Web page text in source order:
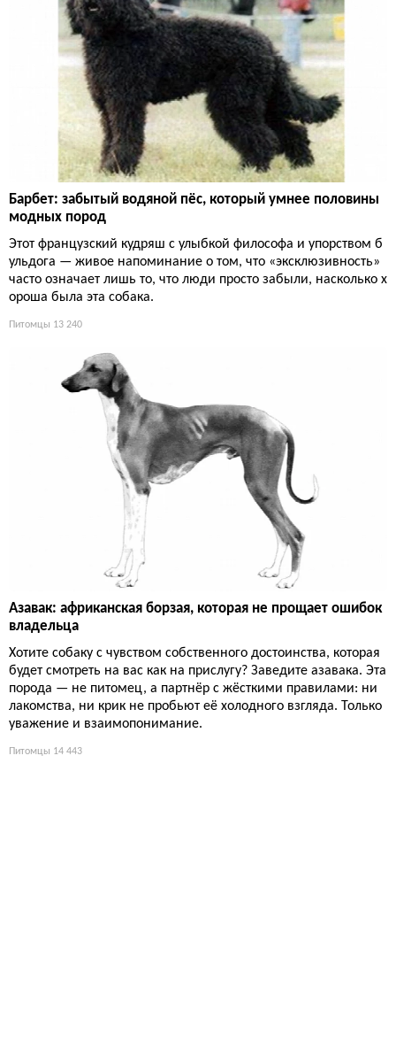
Барбет: забытый водяной пёс, который умнее половины
модных пород
Этот французский кудряш с улыбкой философа и упорством б
ульдога — живое напоминание о том, что «эксклюзивность»
часто означает лишь то, что люди просто забыли, насколько х
ороша была эта собака.
Питомцы 13 240
Азавак: африканская борзая, которая не прощает ошибок
владельца
Хотите собаку с чувством собственного достоинства, которая
будет смотреть на вас как на прислугу? Заведите азавака. Эта
порода — не питомец, а партнёр с жёсткими правилами: ни
лакомства, ни крик не пробьют её холодного взгляда. Только
уважение и взаимопонимание.
Питомцы 14 443